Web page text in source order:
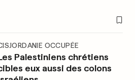
OCCUPÉE
Palestiniens chrétiens
eux aussi des colons